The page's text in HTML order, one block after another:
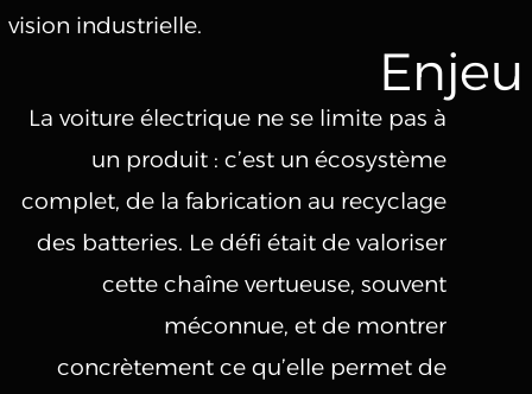
vision industrielle.
Enjeu
La voiture électrique ne se limite pas à
un produit : c’est un écosystème
complet, de la fabrication au recyclage
des batteries. Le défi était de valoriser
cette chaîne vertueuse, souvent
méconnue, et de montrer
concrètement ce qu’elle permet de